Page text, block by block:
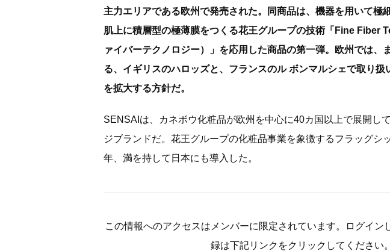
主力エリアである欧州で発売された。同商品は、機器を用いて極
肌上に積層型の極薄膜をつくる花王グループの技術「Fine Fiber
ァイバーテクノロジー）」を応用した商品の第一弾。欧州では、
る、イギリスのハロッズと、フランスのル ボンマルシェで取り扱
を拡大する方針だ。
SENSAIは、カネボウ化粧品が欧州を中心に40カ国以上で展開し
ジブランドだ。花王グループの化粧品事業を象徴するフラッグシ
年、満を持して日本にも導入した。
この情報へのアクセスはメンバーに限定されています。ログイン
録は下記リンクをクリックしてください。